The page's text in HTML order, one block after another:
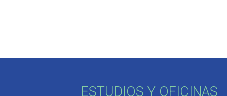
ESTUDIOS Y OFICINAS